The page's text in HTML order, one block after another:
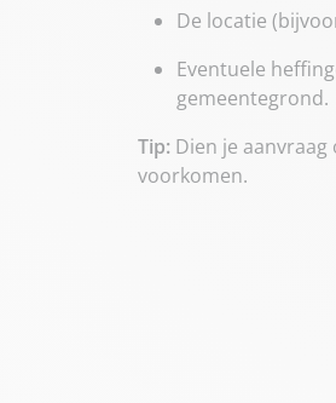
De locatie
Eventuele
gemeentegrond.
Tip: Dien je
voorkomen.